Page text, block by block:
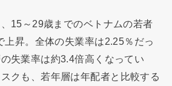
15～29歳までのベトナムの若者
上昇。全体の失業率は2.25％だっ
失業率は約3.4倍高くなってい
クも、若年層は年配者と比較する